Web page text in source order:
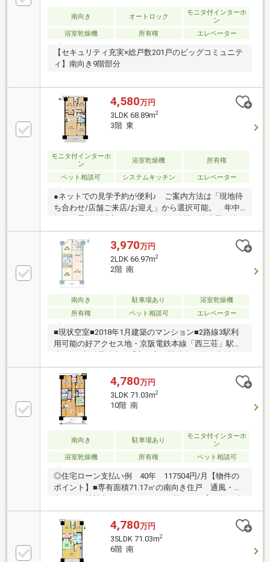
南向き オートロック
モニタ付インターホ
ン
浴室乾燥機
所有権 エレベーター
【セキュリティ充実×総戸数201戸のビッグコミュニテ
ィ】南向き9階部分
4,580万円
3LDK 68.89m2
3階 東
モニタ付インターホ
ン
浴室乾燥機 所有権
ペット相談可 システムキッチン エレベーター
●ネットでの見学予約が便利♪ ご案内方法は「現地待
ち合わせ/店舗ご来店/お迎え」から選択可能。 年中
室乾燥機完備〇京阪「守口市」駅 徒歩10分〇さくら
小学校 徒歩8分〇樟風中学校 徒歩9分〇A-プライス
守口店 徒歩3分〇ファミリーマート守口西郷通店
徒歩5分〇ライフォート橋波店 徒歩3分●駐車場完備
でお車でのご来店も安心●キッズスペース完備●住宅ロ
ーンのご相談が増加傾向にあります。 不安や疑問を
一緒に解決していきましょう！他社・他サイトの掲載
物件もまとめてご見学・ご提案可能です♪ぜひご相談
3,970万円
2LDK 66.97m2
2階 南
南向き 駐車場あり
浴室乾燥機
所有権
ペット相談可 エレベーター
■現状空室■2018年1月建築のマンション■2路線3駅利
用可能の好アクセス地・京阪電鉄本線「西三荘」駅徒
トロ谷町線「守口」駅徒歩17分■高さのある物も収納
頂けるシューズインクローゼット有り■日々の動線に
も快適なフルフラット設計。■お子様、ペットの様子
を見て頂きやすいカウンターキッチン仕様。■ペット
飼育可能(規約による制限有)■周辺生活至便施設多数有
り・関西スーパー西郷店・・・約307m・ファミリーマ
ート守口西郷通店・・・約298m・幼保連携型認定こど
も園橋波幼児舎こども園・・・約428m・さくら小学
校・・・約514m
4,780万円
3LDK 71.03m2
10階 南
南向き 駐車場あり
モニタ付インターホ
ン
浴室乾燥機
所有権 ペット相談可
◎住宅ローン支払い例 40年 117504円/月【物件の
ポイント】■専有面積71.17㎡の南向き住戸 通風・日
約有り)■室内とても綺麗です。■近隣スーパーや薬局
もあり便利です。■目の前に大宮中央公園がありま
す。◎当社ではネットで他社様が広告している物件も
同時に紹介・内覧可能です!●【お問い合わせは、0120-
103-968にお電話か見学予約をするにクリックしてく
4,780万円
3SLDK 71.03m2
6階 南